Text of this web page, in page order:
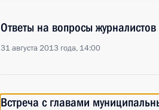
Ответы на вопросы журналистов
31 августа 2013 года, 14:00
Встреча с главами